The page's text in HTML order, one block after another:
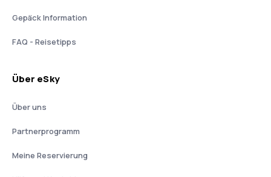
Gepäck Information
FAQ - Reisetipps
Über eSky
Über uns
Partnerprogramm
Meine Reservierung